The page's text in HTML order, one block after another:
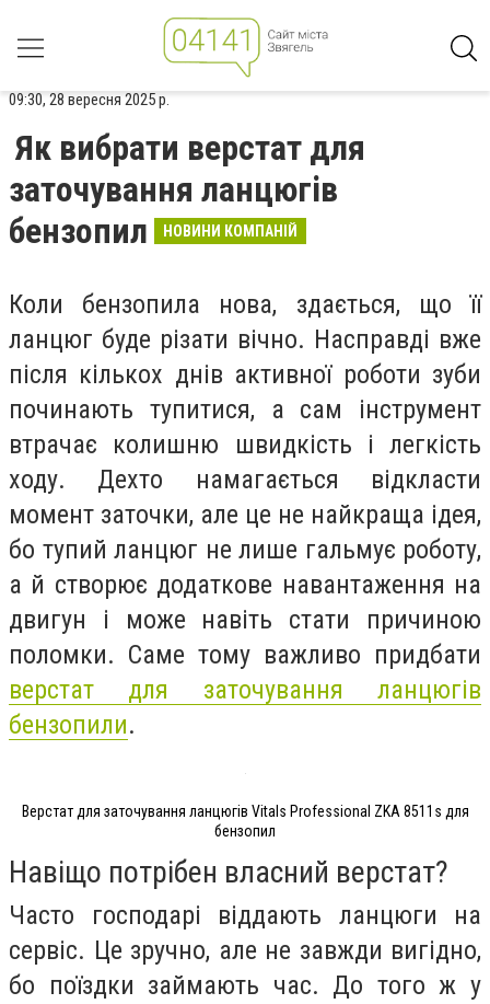
09:30, 28 вересня 2025 р.
Як вибрати верстат для
заточування ланцюгів
бензопил
НОВИНИ КОМПАНІЙ
Коли бензопила нова, здається, що її
ланцюг буде різати вічно. Насправді вже
після кількох днів активної роботи зуби
починають тупитися, а сам інструмент
втрачає колишню швидкість і легкість
ходу. Дехто намагається відкласти
момент заточки, але це не найкраща ідея,
бо тупий ланцюг не лише гальмує роботу,
а й створює додаткове навантаження на
двигун і може навіть стати причиною
поломки. Саме тому важливо придбати
верстат для заточування ланцюгів
бензопили.
Верстат для заточування ланцюгів Vitals Professional ZKA 8511s для
бензопил
Навіщо потрібен власний верстат?
Часто господарі віддають ланцюги на
сервіс. Це зручно, але не завжди вигідно,
бо поїздки займають час. До того ж у